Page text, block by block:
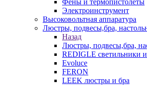
Фены и термопистолеты
Электроинструмент
Высоковольтная аппаратура
Люстры, подвесы,бра,
Назад
Люстры, подвесы,бра,
REDIGLE светильники
Evoluce
FERON
LEEK люстры и бра